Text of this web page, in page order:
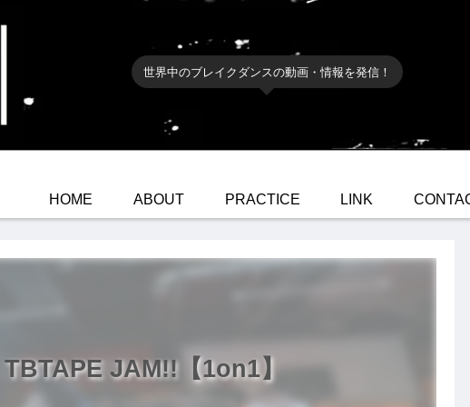
世界中のブレイクダンスの動画・情報を発信！
HOME ABOUT PRACTICE LINK
JAM!!【1on1】